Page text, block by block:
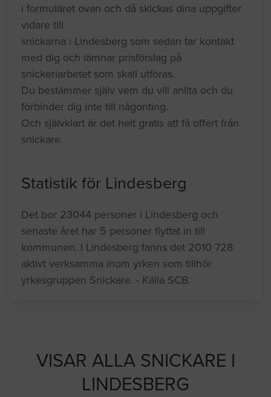
i formuläret ovan och då skickas dina uppgifter
vidare till
snickarna i Lindesberg som sedan tar kontakt
med dig och lämnar prisförslag på
snickeriarbetet som skall utföras.
Du bestämmer själv vem du vill anlita och du
förbinder dig inte till någonting.
Och självklart är det helt gratis att få offert från
snickare.
Statistik för Lindesberg
Det bor 23044 personer i Lindesberg och
senaste året har 5 personer flyttat in till
kommunen. I Lindesberg fanns det 2010 728
aktivt verksamma inom yrken som tillhör
yrkesgruppen Snickare. - Källa SCB.
VISAR ALLA SNICKARE I
LINDESBERG